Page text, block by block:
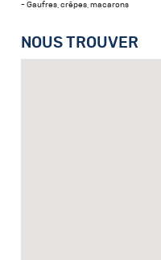
- Gaufres, crêpes, macarons
NOUS TROUVER